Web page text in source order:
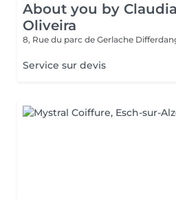
About you by Claudia
Oliveira
8, Rue du parc de Gerlache
Service sur devis